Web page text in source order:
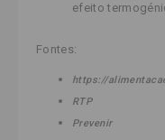
efeito
Fontes:
https://
RTP
Prevenir